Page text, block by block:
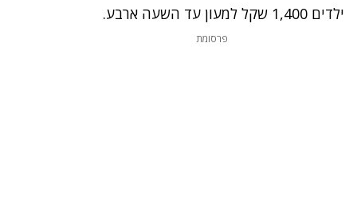
ילדים 1,400 שקל למעון עד השעה ארבע.
פרסומת